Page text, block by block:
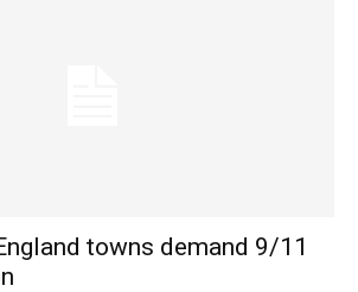
towns demand 9/11